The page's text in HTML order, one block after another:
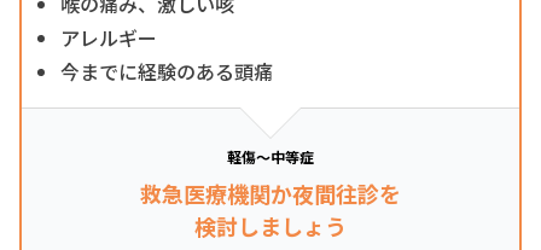
アレルギー
今までに経験のある頭痛
軽傷～中等症
救急医療機関か夜間往診を
検討しましょう